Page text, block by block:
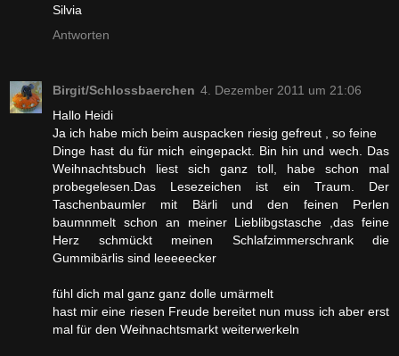
Silvia
Antworten
Birgit/Schlossbaerchen 4. Dezember 2011 um 21:06
Hallo Heidi
Ja ich habe mich beim auspacken riesig gefreut , so feine
Dinge hast du für mich eingepackt. Bin hin und wech. Das
Weihnachtsbuch liest sich ganz toll, habe schon mal
probegelesen.Das Lesezeichen ist ein Traum. Der
Taschenbaumler mit Bärli und den feinen Perlen
baumnmelt schon an meiner Lieblibgstasche ,das feine
Herz schmückt meinen Schlafzimmerschrank die
Gummibärlis sind leeeeecker
fühl dich mal ganz ganz dolle umärmelt
hast mir eine riesen Freude bereitet nun muss ich aber erst
mal für den Weihnachtsmarkt weiterwerkeln